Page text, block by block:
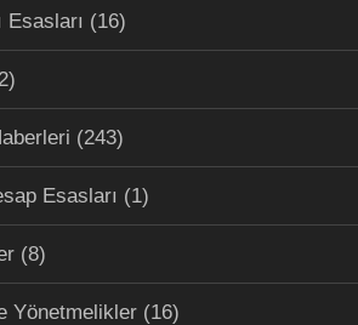
Esasları (16)
(243)
Esasları (1)
(8)
Yönetmelikler (16)